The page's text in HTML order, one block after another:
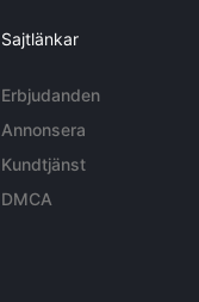
Sajtlänkar
Erbjudanden
Annonsera
Kundtjänst
DMCA